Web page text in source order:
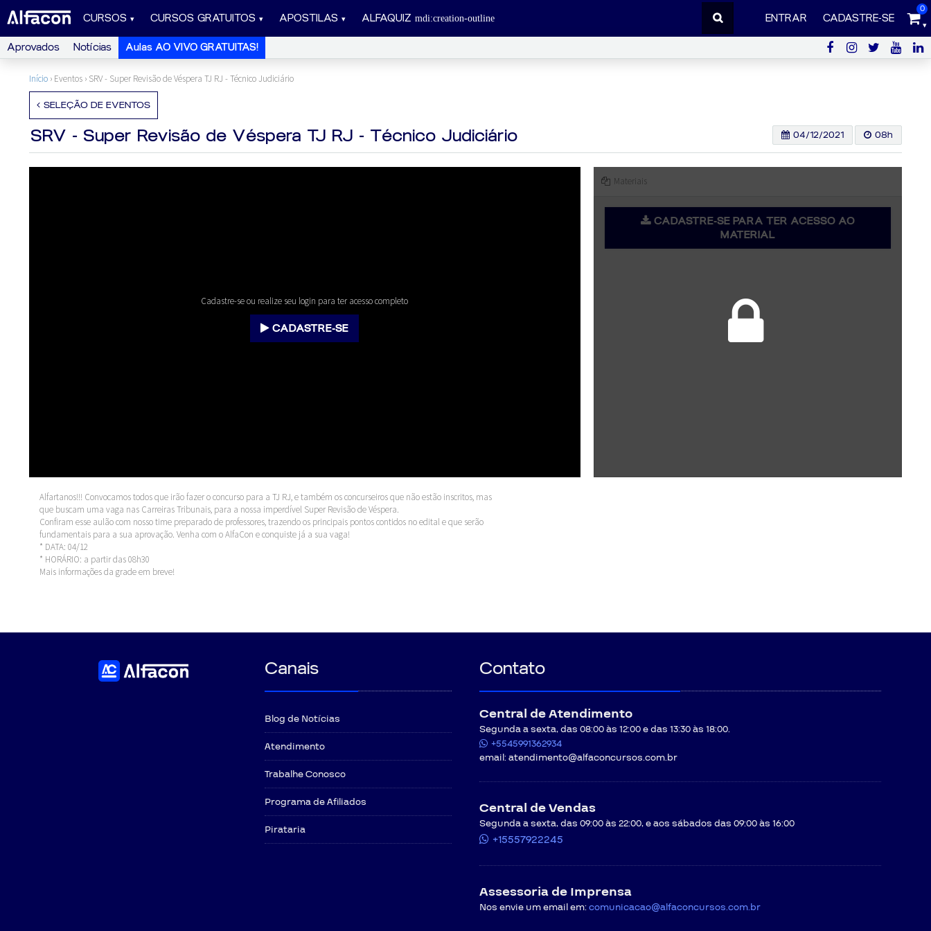
0
ENTRAR CADASTRE-SE
CURSOS CURSOS GRATUITOS APOSTILAS ALFAQUIZ
Aprovados Notícias Aulas AO VIVO GRATUITAS!
Início › Eventos › SRV - Super Revisão de Véspera TJ RJ - Técnico Judiciário
SELEÇÃO DE EVENTOS
SRV - Super Revisão de Véspera TJ RJ - Técnico Judiciário 04/12/2021 08h
Cadastre-se ou realize seu login para ter acesso completo
CADASTRE-SE
Materiais
CADASTRE-SE PARA TER ACESSO AO
MATERIAL
Alfartanos!!! Convocamos todos que irão fazer o concurso para a TJ RJ, e também os concurseiros que não estão inscritos, mas
que buscam uma vaga nas Carreiras Tribunais, para a nossa imperdível Super Revisão de Véspera.
Confiram esse aulão com nosso time preparado de professores, trazendo os principais pontos contidos no edital e que serão
fundamentais para a sua aprovação. Venha com o AlfaCon e conquiste já a sua vaga!
* DATA: 04/12
* HORÁRIO: a partir das 08h30
Mais informações da grade em breve!
Canais
Blog de Notícias
Atendimento
Trabalhe Conosco
Programa de Afiliados
Pirataria
Contato
Central de Atendimento
Segunda a sexta, das 08:00 às 12:00 e das 13:30 às 18:00.
+5545991362934
email:atendimento@alfaconcursos.com.br
Central de Vendas
Segunda a sexta, das 09:00 às 22:00, e aos sábados das 09:00 às 16:00
+15557922245
Assessoria de Imprensa
Nos envie um email em:comunicacao@alfaconcursos.com.br